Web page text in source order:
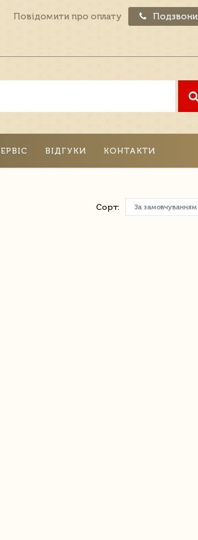
Повідомити про оплату
ВІДГУКИ КОНТАКТИ
Сорт: